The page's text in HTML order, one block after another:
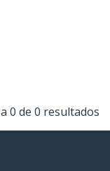
0 de 0 resultados